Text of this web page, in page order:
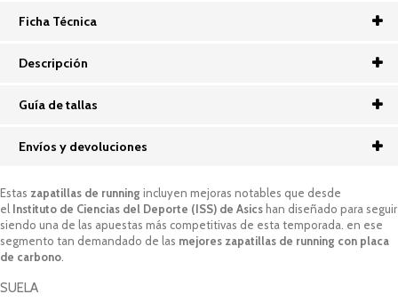
Ficha Técnica
Descripción
Guía de tallas
Envíos y devoluciones
Estas zapatillas de running incluyen mejoras notables que desde
el Instituto de Ciencias del Deporte (ISS) de Asics han diseñado para seguir
siendo una de las apuestas más competitivas de esta temporada. en ese
segmento tan demandado de las mejores zapatillas de running con placa
de carbono
SUELA